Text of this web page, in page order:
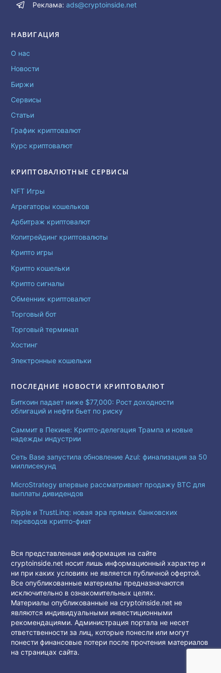
Реклама:ads@cryptoinside.net
НАВИГАЦИЯ
О нас
Новости
Биржи
Сервисы
Статьи
График криптовалют
Курс криптовалют
КРИПТОВАЛЮТНЫЕ СЕРВИСЫ
NFT Игры
Агрегаторы кошельков
Арбитраж криптовалют
Копитрейдинг криптовалюты
Крипто игры
Крипто кошельки
Крипто сигналы
Обменник криптовалют
Торговый бот
Торговый терминал
Хостинг
Электронные кошельки
ПОСЛЕДНИЕ НОВОСТИ КРИПТОВАЛЮТ
Биткоин падает ниже $77,000: Рост доходности
облигаций и нефти бьет по риску
Саммит в Пекине: Крипто-делегация Трампа и новые
надежды индустрии
Сеть Base запустила обновление Azul: финализация за 50
миллисекунд
MicroStrategy впервые рассматривает продажу BTC для
выплаты дивидендов
Ripple и TrustLinq: новая эра прямых банковских
переводов крипто-фиат
Вся представленная информация на сайте
cryptoinside.net носит лишь информационный характер и
ни при каких условиях не является публичной офертой.
Все опубликованные материалы предназначаются
исключительно в ознакомительных целях.
Материалы опубликованные на cryptoinside.net не
являются индивидуальными инвестиционными
рекомендациями. Администрация портала не несет
ответственности за лиц, которые понесли или могут
понести финансовые потери после прочтения материалов
на страницах сайта.